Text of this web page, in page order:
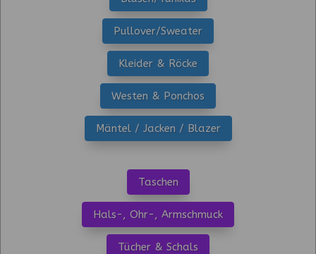
Pullover/Sweater
Kleider & Röcke
Westen & Ponchos
Mäntel / Jacken / Blazer
Taschen
Hals-, Ohr-, Armschmuck
Tücher & Schals